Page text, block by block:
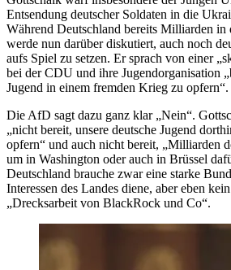
Entsendung deutscher Soldaten in die
Während Deutschland bereits Milliarden in
werde nun darüber diskutiert, auch noch
aufs Spiel zu setzen. Er sprach von einer
bei der CDU und ihre Jugendorganisation
Jugend in einem fremden Krieg zu opfern“.
Die AfD sagt dazu ganz klar „Nein“.
„nicht bereit, unsere deutsche Jugend
opfern“ und auch nicht bereit, „Milliarden
um in Washington oder auch in Brüssel
Deutschland brauche zwar eine starke
Interessen des Landes diene, aber eben
„Drecksarbeit von BlackRock und Co“.